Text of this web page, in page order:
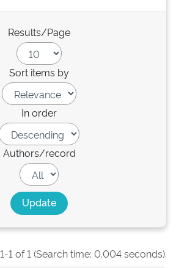
Results/Page
Sort items by
In order
Authors/record
1 of 1 (Search time: 0.004 seconds).